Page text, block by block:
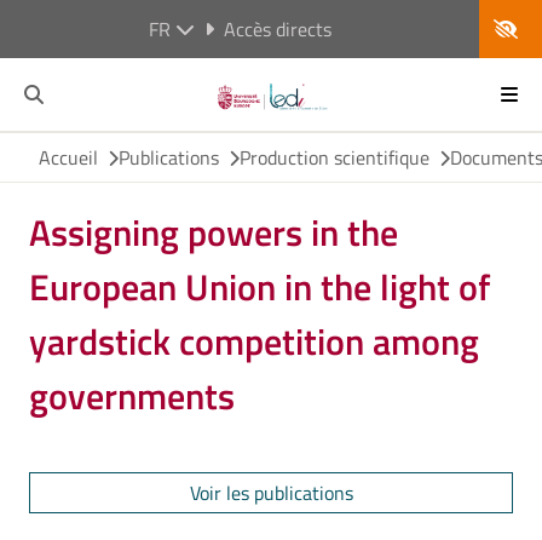
FR Accès directs
Accueil Publications Production scientifique
Assigning powers in the
European Union in the light of
yardstick competition among
governments
Voir les publications